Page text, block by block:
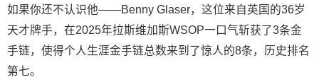
如果你还不认识他——Benny Glaser，这位来自英国的36岁
天才牌手，在2025年拉斯维加斯WSOP一口气斩获了3条金
手链，使得个人生涯金手链总数来到了惊人的8条，历史排名
第七。